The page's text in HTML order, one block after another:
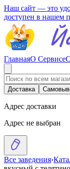
Наш сайт — это
доступен в нашем
ГлавнаяО Сервисе
Доставка
Адрес доставки
Адрес не выбран
Все заведения›